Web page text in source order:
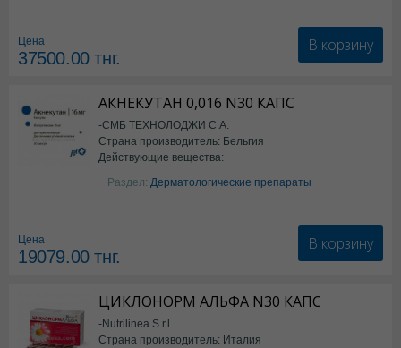
Цена
37500.00тнг.
В корзину
АКНЕКУТАН 0,016 N30 КАПС
-СМБ ТЕХНОЛОДЖИ С.А.
Страна производитель: Бельгия
Действующие вещества:
Изотретиноин
Раздел: Дерматологические препараты
Цена
19079.00тнг.
В корзину
ЦИКЛОНОРМ АЛЬФА N30 КАПС
-Nutrilinea S.r.l
Страна производитель: Италия